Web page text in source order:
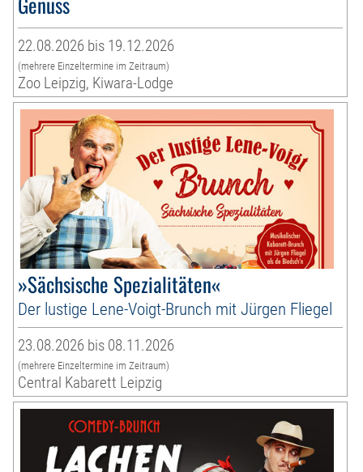
22.08.2026 bis 19.12.2026
(mehrere Einzeltermine im Zeitraum)
Zoo Leipzig, Kiwara-Lodge
»Sächsische Spezialitäten«
Der lustige Lene-Voigt-Brunch mit Jürgen Fliegel
23.08.2026 bis 08.11.2026
(mehrere Einzeltermine im Zeitraum)
Central Kabarett Leipzig